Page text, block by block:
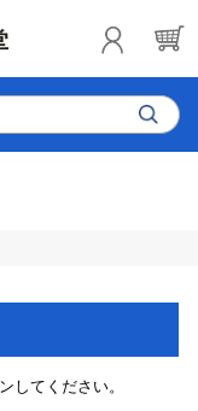
してください。